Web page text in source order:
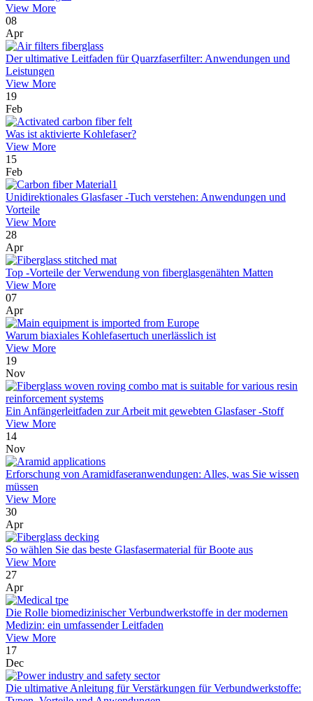
View More
08
Apr
Der ultimative Leitfaden für Quarzfaserfilter: Anwendungen und
Leistungen
View More
19
Feb
Was ist aktivierte Kohlefaser?
View More
15
Feb
Unidirektionales Glasfaser -Tuch verstehen: Anwendungen und
Vorteile
View More
28
Apr
Top -Vorteile der Verwendung von fiberglasgenähten Matten
View More
07
Apr
Warum biaxiales Kohlefasertuch unerlässlich ist
View More
19
Nov
Ein Anfängerleitfaden zur Arbeit mit gewebten Glasfaser -Stoff
View More
14
Nov
Erforschung von Aramidfaseranwendungen: Alles, was Sie wissen
müssen
View More
30
Apr
So wählen Sie das beste Glasfasermaterial für Boote aus
View More
27
Apr
Die Rolle biomedizinischer Verbundwerkstoffe in der modernen
Medizin: ein umfassender Leitfaden
View More
17
Dec
Die ultimative Anleitung für Verstärkungen für Verbundwerkstoffe: